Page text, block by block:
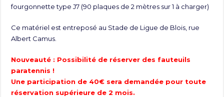
fourgonnette type J7 (90 plaques de 2 mètres sur 1 à charger)
Ce matériel est entreposé au Stade de Ligue de Blois, rue
Albert Camus.
Nouveauté : Possibilité de réserver des fauteuils
paratennis !
Une participation de 40€ sera demandée pour toute
réservation supérieure de 2 mois.